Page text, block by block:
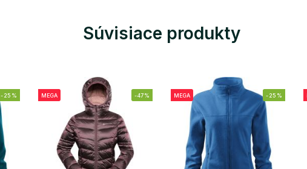
Súvisiace produkty
-25% MEGA -47% MEGA -25%